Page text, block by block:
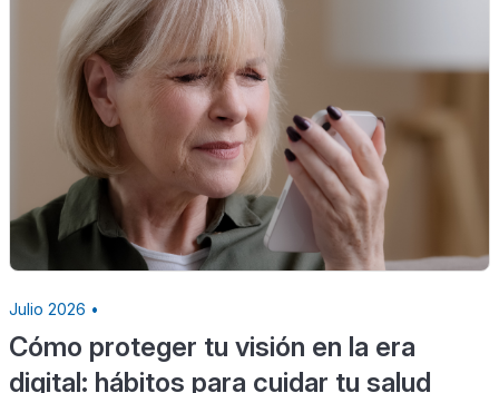
Julio 2026 •
Cómo proteger tu visión en la era
digital: hábitos para cuidar tu salud